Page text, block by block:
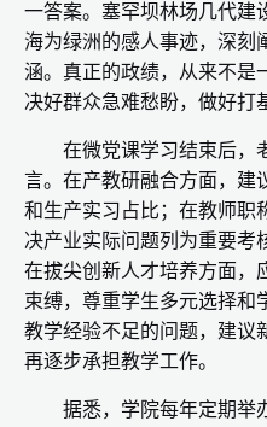
一答案。塞罕坝林场几代建
海为绿洲的感人事迹，深刻
涵。真正的政绩，从来不是
决好群众急难愁盼，做好打
在微党课学习结束后，
言。在产教研融合方面，建
和生产实习占比；在教师职
决产业实际问题列为重要考
在拔尖创新人才培养方面，
束缚，尊重学生多元选择和
教学经验不足的问题，建议
再逐步承担教学工作。
据悉，学院每年定期举